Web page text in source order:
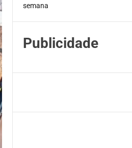
semana
Publicidade